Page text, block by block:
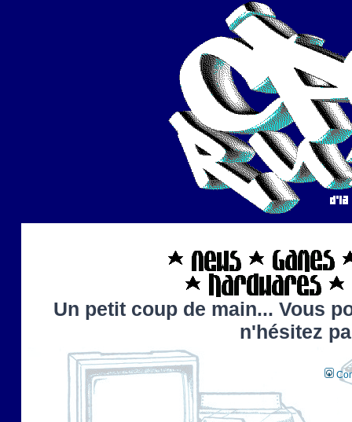
Un petit coup de main... Vous
n'hésitez